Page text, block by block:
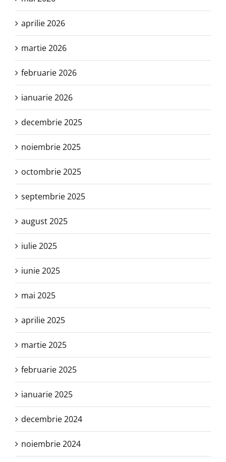
aprilie 2026
martie 2026
februarie 2026
ianuarie 2026
decembrie 2025
noiembrie 2025
octombrie 2025
septembrie 2025
august 2025
iulie 2025
iunie 2025
mai 2025
aprilie 2025
martie 2025
februarie 2025
ianuarie 2025
decembrie 2024
noiembrie 2024